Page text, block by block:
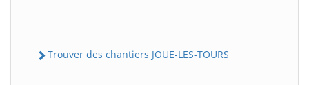
Trouver des chantiers JOUE-LES-TOURS